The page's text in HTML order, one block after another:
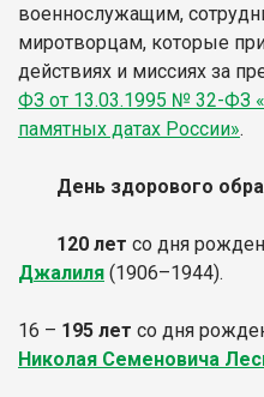
военнослужащим,
миротворцам, которые
действиях и миссиях за
ФЗ от 13.03.1995 № 32-ФЗ
памятных датах России».
День здорового
120 лет со дня
Джалиля (1906–1944).
16 – 195 лет со дня
Николая Семеновича